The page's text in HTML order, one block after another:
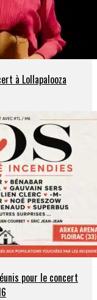
à Lollapalooza
pour le concert